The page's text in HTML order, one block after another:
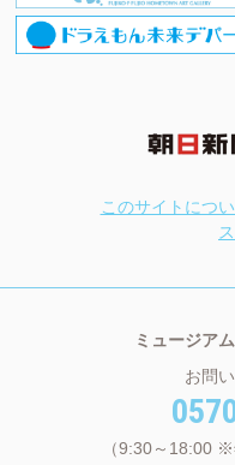
このサイトにつ
ミュージア
お問
（9:30～18:00